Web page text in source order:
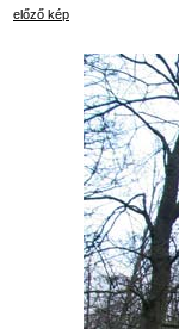
előző kép